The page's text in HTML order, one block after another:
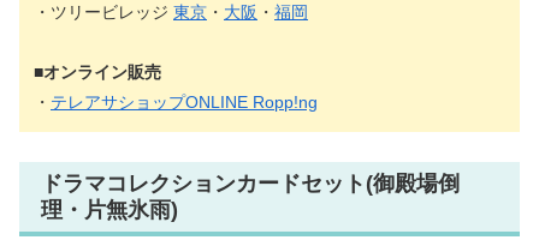
・ツリービレッジ 東京 ・ 大阪 ・ 福岡
■オンライン販売
・ テレアサショップONLINE Ropp!ng
ドラマコレクションカードセット(御殿場倒
理・片無氷雨)